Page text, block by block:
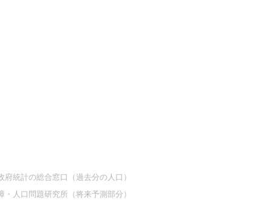
統計の総合窓口（過去分の人口）
人口問題研究所（将来予測部分）